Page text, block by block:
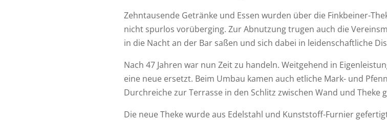
Zehntausende Getränke und Essen wurden über die Finkbeiner-
nicht spurlos vorüberging. Zur Abnutzung trugen auch die
in die Nacht an der Bar saßen und sich dabei in leidenschaftliche
Nach 47 Jahren war nun Zeit zu handeln. Weitgehend in
eine neue ersetzt. Beim Umbau kamen auch etliche Mark- und
Durchreiche zur Terrasse in den Schlitz zwischen Wand und Theke
Die neue Theke wurde aus Edelstahl und Kunststoff-Furnier